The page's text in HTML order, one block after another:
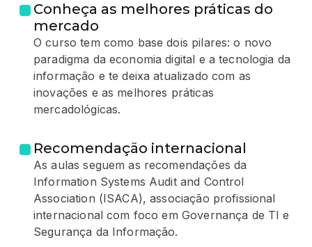
Conheça as melhores práticas do
mercado
O curso tem como base dois pilares: o novo
paradigma da economia digital e a tecnologia da
informação e te deixa atualizado com as
inovações e as melhores práticas
mercadológicas.
Recomendação internacional
As aulas seguem as recomendações da
Information Systems Audit and Control
Association (ISACA), associação profissional
internacional com foco em Governança de TI e
Segurança da Informação.